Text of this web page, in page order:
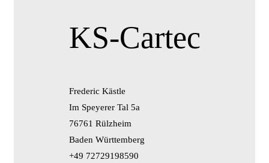
KS-Cartec
Frederic Kästle
Im Speyerer Tal 5a
76761 Rülzheim
Baden Württemberg
+49 72729198590